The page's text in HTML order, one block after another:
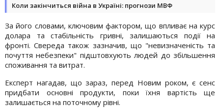
Коли закінчиться війна в Україні: прогнози МВФ
За його словами, ключовим фактором, що впливає на курс
долара та стабільність гривні, залишаються події на
фронті. Свереда також зазначив, що "невизначеність та
почуття небезпеки" підштовхують людей до збільшення
споживання та витрат.
Експерт нагадав, що зараз, перед Новим роком, є сенс
придбати основні продукти, поки їхня вартість ще
залишається на поточному рівні.